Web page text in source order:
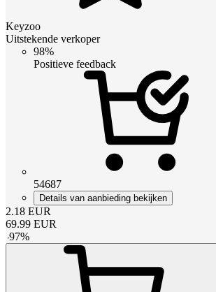
Keyzoo
Uitstekende verkoper
98%
Positieve feedback
54687
Details van aanbieding bekijken
2.18 EUR
69.99 EUR
-97%